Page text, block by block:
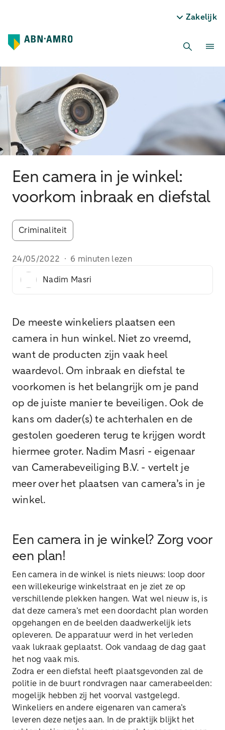
Zakelijk
Een camera in je winkel:
voorkom inbraak en diefstal
Criminaliteit
24/05/2022 · 6 minuten lezen
Nadim Masri
De meeste winkeliers plaatsen een
camera in hun winkel. Niet zo vreemd,
want de producten zijn vaak heel
waardevol. Om inbraak en diefstal te
voorkomen is het belangrijk om je pand
op de juiste manier te beveiligen. Ook de
kans om dader(s) te achterhalen en de
gestolen goederen terug te krijgen wordt
hiermee groter. Nadim Masri - eigenaar
van Camerabeveiliging B.V. - vertelt je
meer over het plaatsen van camera’s in je
winkel.
Een camera in je winkel? Zorg voor
een plan!
Een camera in de winkel is niets nieuws: loop door
een willekeurige winkelstraat en je ziet ze op
verschillende plekken hangen. Wat wel nieuw is, is
dat deze camera’s met een doordacht plan worden
opgehangen en de beelden daadwerkelijk iets
opleveren. De apparatuur werd in het verleden
vaak lukraak geplaatst. Ook vandaag de dag gaat
het nog vaak mis.
Zodra er een diefstal heeft plaatsgevonden zal de
politie in de buurt rondvragen naar camerabeelden:
mogelijk hebben zij het voorval vastgelegd.
Winkeliers en andere eigenaren van camera’s
leveren deze netjes aan. In de praktijk blijkt het